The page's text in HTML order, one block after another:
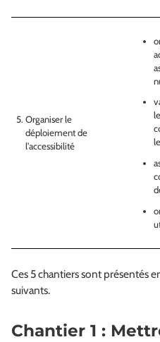
Organiser le
déploiement de
l’accessibilité
Ces 5 chantiers sont présentés
suivants.
Chantier 1 :